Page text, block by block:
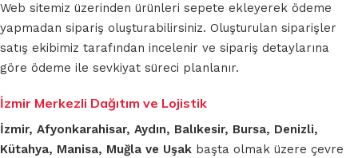
Web sitemiz üzerinden ürünleri sepete ekleyerek ödeme
yapmadan sipariş oluşturabilirsiniz. Oluşturulan siparişler
satış ekibimiz tarafından incelenir ve sipariş detaylarına
göre ödeme ile sevkiyat süreci planlanır.
İzmir Merkezli Dağıtım ve Lojistik
İzmir, Afyonkarahisar, Aydın, Balıkesir, Bursa, Denizli,
Kütahya, Manisa, Muğla ve Uşak başta olmak üzere çevre